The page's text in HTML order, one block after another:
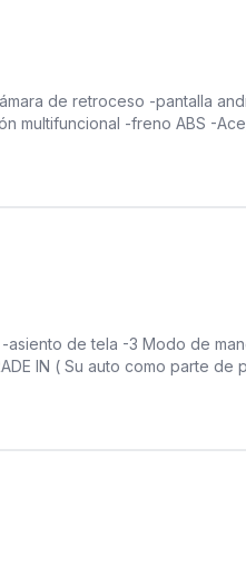
de retroceso -pantalla
multifuncional -freno ABS -
AL FRENTE DE
asiento de tela -3 Modo de
IN ( Su auto como parte de
GUERRA, CALLE 3, AVENIDA